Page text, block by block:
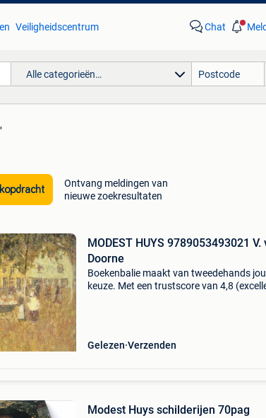
Veiligheidscentrum Chat
Alle categorieën…
Ontvang meldingen van
nieuwe zoekresultaten
MODEST HUYS 9789053493021 V.
Doorne
Boekenbalie maakt van tweedehands
keuze. Met een trustscore van 4,8
Gelezen Verzenden
Modest Huys schilderijen 70pag